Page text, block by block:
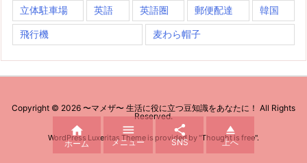
立体駐車場 英語 英語圏 郵便配達 韓国
飛行機 麦わら帽子
Copyright © 2026 〜マメザ〜 生活に役に立つ豆知識をあなたに！ All Rights
Reserved.
WordPress Luxeritas Theme is provided by "Thought is free".

ホーム

メニュー

SNS

上へ